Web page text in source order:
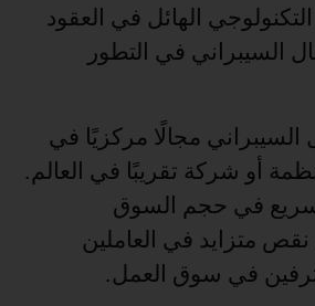
الهائل في العقود
السيبراني في التطور
السيبراني مجالًا مركزيًا في
أو شركة تقريبًا في العالم.
في حجم السوق
نقص متزايد في العاملين
في سوق العمل.